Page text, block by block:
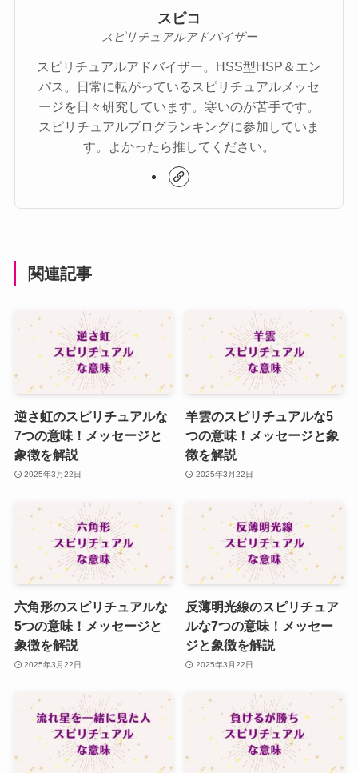
スピコ
スピリチュアルアドバイザー
スピリチュアルアドバイザー。HSS型HSP＆エン
パス。日常に転がっているスピリチュアルメッセ
ージを日々研究しています。寒いのが苦手です。
スピリチュアルブログランキングに参加していま
す。よかったら推してください。
関連記事
逆さ虹のスピリチュアルな
7つの意味！メッセージと
象徴を解説
2025年3月22日
羊雲のスピリチュアルな5
つの意味！メッセージと象
徴を解説
2025年3月22日
六角形のスピリチュアルな
5つの意味！メッセージと
象徴を解説
2025年3月22日
反薄明光線のスピリチュア
ルな7つの意味！メッセー
ジと象徴を解説
2025年3月22日